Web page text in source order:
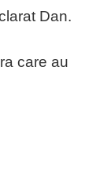
Dan.
care au